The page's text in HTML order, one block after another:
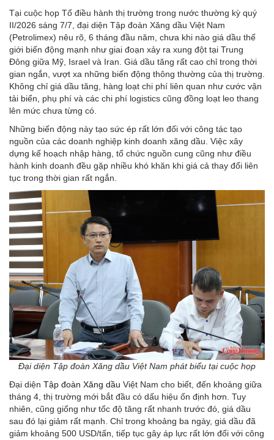
Tại cuộc họp Tổ điều hành thị trường trong nước thường kỳ quý
II/2026 sáng 7/7, đại diện Tập đoàn Xăng dầu Việt Nam
(Petrolimex) nêu rõ, 6 tháng đầu năm, chưa khi nào giá dầu thế
giới biến động mạnh như giai đoạn xảy ra xung đột tại Trung
Đông giữa Mỹ, Israel và Iran. Giá dầu tăng rất cao chỉ trong thời
gian ngắn, vượt xa những biến động thông thường của thị trường.
Không chỉ giá dầu tăng, hàng loạt chi phí liên quan như cước vận
tải biển, phụ phí và các chi phí logistics cũng đồng loạt leo thang
lên mức chưa từng có.
Những biến động này tạo sức ép rất lớn đối với công tác tạo
nguồn của các doanh nghiệp kinh doanh xăng dầu. Việc xây
dựng kế hoạch nhập hàng, tổ chức nguồn cung cũng như điều
hành kinh doanh đều gặp nhiều khó khăn khi giá cả thay đổi liên
tục trong thời gian rất ngắn.
Đại diện Tập đoàn Xăng dầu Việt Nam phát biểu tại cuộc họp
Đại diện Tập đoàn Xăng dầu Việt Nam cho biết, đến khoảng giữa
tháng 4, thị trường mới bắt đầu có dấu hiệu ổn định hơn. Tuy
nhiên, cũng giống như tốc độ tăng rất nhanh trước đó, giá dầu
sau đó lại giảm rất mạnh. Chỉ trong khoảng ba ngày, giá dầu đã
giảm khoảng 500 USD/tấn, tiếp tục gây áp lực rất lớn đối với công